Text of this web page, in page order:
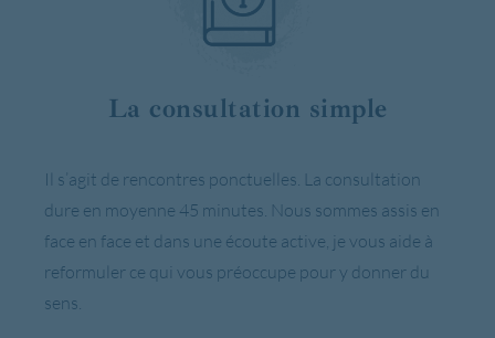
La consultation simple
Il s’agit de rencontres ponctuelles. La consultation
dure en moyenne 45 minutes. Nous sommes assis en
face en face et dans une écoute active, je vous aide à
reformuler ce qui vous préoccupe pour y donner du
sens.